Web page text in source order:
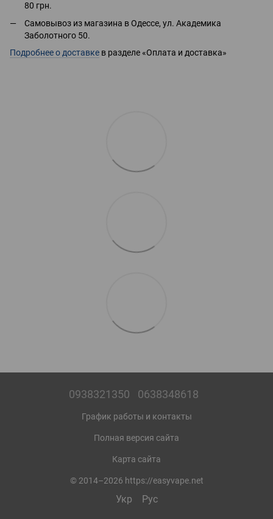
80 грн.
Самовывоз из магазина в Одессе, ул. Академика
Заболотного 50.
Подробнее о доставке в разделе «Оплата и доставка»
0938321350 0638348618
График работы и контакты
Полная версия сайта
Карта сайта
© 2014–2026 https://easyvape.net
Укр Рус